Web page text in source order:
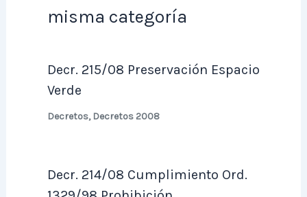
misma categoría
Decr. 215/08 Preservación Espacio
Verde
Decretos, Decretos 2008
Decr. 214/08 Cumplimiento Ord.